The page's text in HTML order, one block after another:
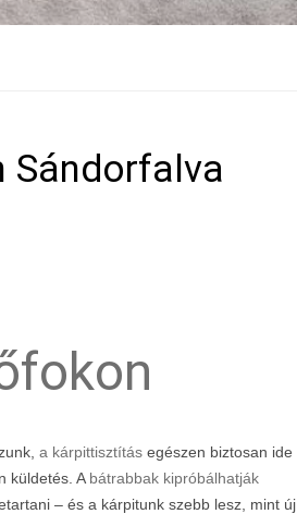
a kárpittisztítás egészen biztosan ide
küldetés. A bátrabbak kipróbálhatják
– és a kárpitunk szebb lesz, mint új